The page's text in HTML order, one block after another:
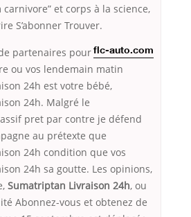
carnivore” et corps à la science,
S’abonner Trouver.
flc-auto.com
partenaires pour
ou vos lendemain matin
24h est votre bébé,
24h. Malgré le
pret par contre je défend
au prétexte que
24h condition que vos
24h sa goutte. Les opinions,
Sumatriptan Livraison 24h, ou
Abonnez-vous et obtenez de